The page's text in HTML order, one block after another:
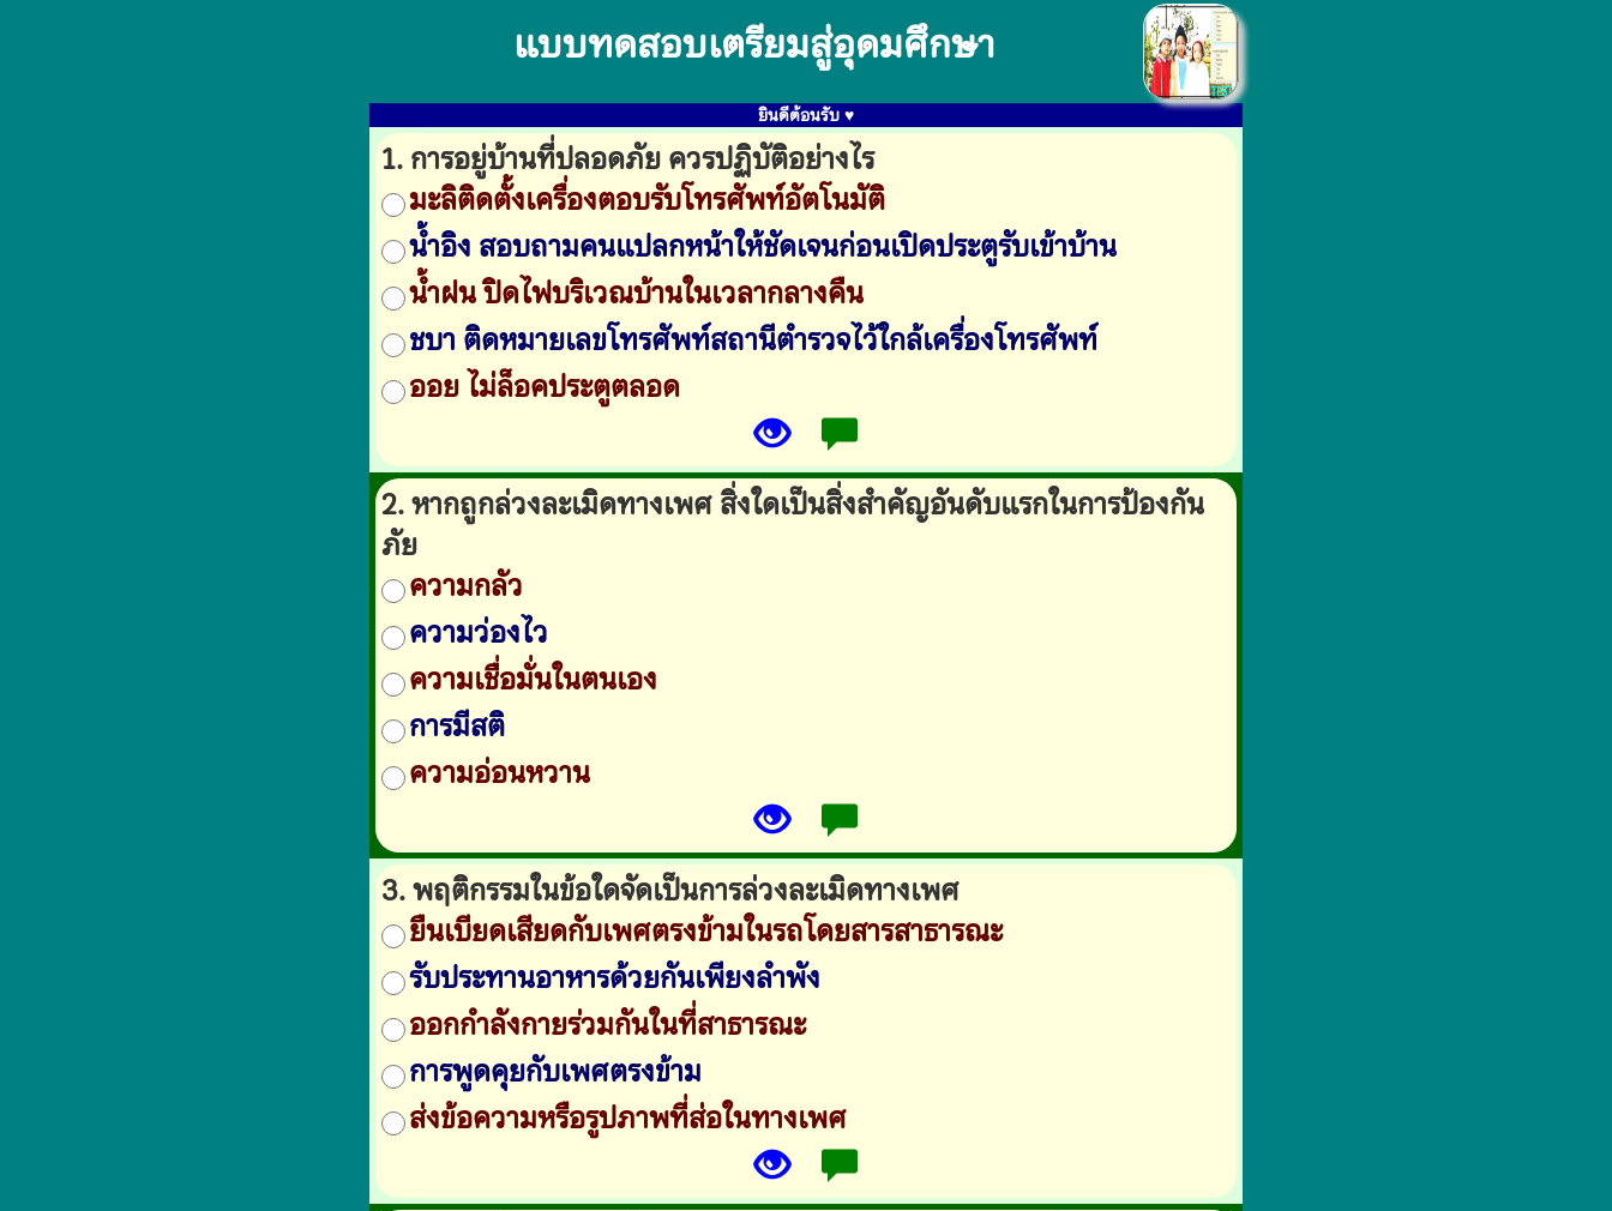
แบบทดสอบเตรียมสู่อุดมศึกษา
ยินดีต้อนรับ ♥
1. การอยู่บ้านที่ปลอดภัย ควรปฏิบัติอย่างไร
มะลิติดตั้งเครื่องตอบรับโทรศัพท์อัตโนมัติ
น้ำอิง สอบถามคนแปลกหน้าให้ชัดเจนก่อนเปิดประตูรับเข้าบ้าน
น้ำฝน ปิดไฟบริเวณบ้านในเวลากลางคืน
ชบา ติดหมายเลขโทรศัพท์สถานีตำรวจไว้ใกล้เครื่องโทรศัพท์
ออย ไม่ล็อคประตูตลอด
2. หากถูกล่วงละเมิดทางเพศ สิ่งใดเป็นสิ่งสำคัญอันดับแรกในการป้องกัน
ภัย
ความกลัว
ความว่องไว
ความเชื่อมั่นในตนเอง
การมีสติ
ความอ่อนหวาน
3. พฤติกรรมในข้อใดจัดเป็นการล่วงละเมิดทางเพศ
ยืนเบียดเสียดกับเพศตรงข้ามในรถโดยสารสาธารณะ
รับประทานอาหารด้วยกันเพียงลำพัง
ออกกำลังกายร่วมกันในที่สาธารณะ
การพูดคุยกับเพศตรงข้าม
ส่งข้อความหรือรูปภาพที่ส่อในทางเพศ